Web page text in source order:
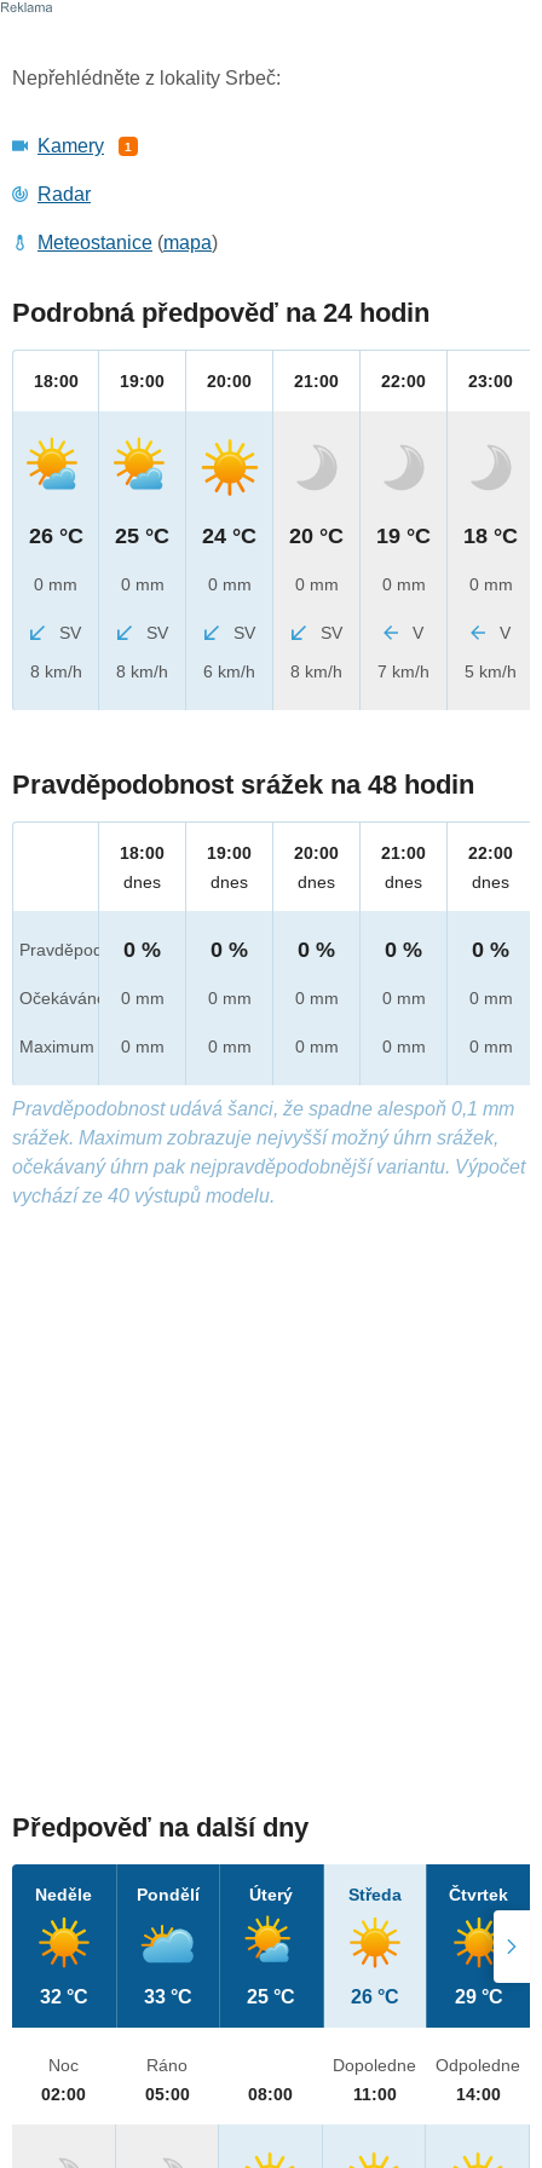
Nepřehlédněte z lokality Srbeč:
Kamery 1
Radar
Meteostanice (mapa)
Podrobná předpověď na 24 hodin
18:00
26 °C
0 mm
SV
8 km/h
19:00
25 °C
0 mm
SV
8 km/h
20:00
24 °C
0 mm
SV
6 km/h
21:00
20 °C
0 mm
SV
8 km/h
22:00
19 °C
0 mm
V
7 km/h
23:00
18 °C
0 mm
V
5 km/h
Pravděpodobnost srážek na 48 hodin
Pravděpod.
Očekáváno
Maximum
18:00
dnes
0 %
0 mm
0 mm
19:00
dnes
0 %
0 mm
0 mm
20:00
dnes
0 %
0 mm
0 mm
21:00
dnes
0 %
0 mm
0 mm
22:00
dnes
0 %
0 mm
0 mm
Pravděpodobnost udává šanci, že spadne alespoň 0,1 mm
srážek. Maximum zobrazuje nejvyšší možný úhrn srážek,
očekávaný úhrn pak nejpravděpodobnější variantu. Výpočet
vychází ze 40 výstupů modelu.
Předpověď na další dny
Neděle
32 °C
Pondělí
33 °C
Úterý
25 °C
Středa
26 °C
Čtvrtek
29 °C
Noc
02:00
Ráno
05:00
08:00
Dopoledne
11:00
Odpoledne
14:00